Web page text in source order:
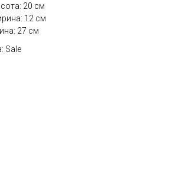
20 см
12 см
27 см
Sale